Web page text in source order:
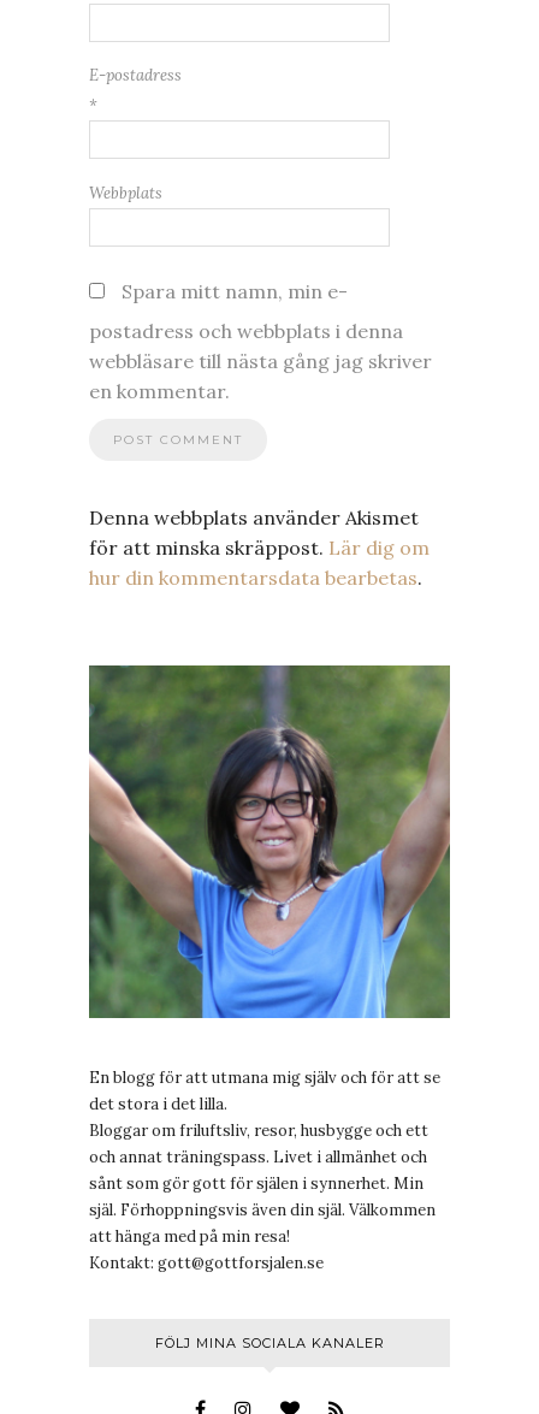
E-postadress
*
Webbplats
Spara mitt namn, min e-
postadress och webbplats i denna
webbläsare till nästa gång jag skriver
en kommentar.
Denna webbplats använder Akismet
för att minska skräppost. Lär dig om
hur din kommentarsdata bearbetas.
En blogg för att utmana mig själv och för att se
det stora i det lilla.
Bloggar om friluftsliv, resor, husbygge och ett
och annat träningspass. Livet i allmänhet och
sånt som gör gott för själen i synnerhet. Min
själ. Förhoppningsvis även din själ. Välkommen
att hänga med på min resa!
Kontakt: gott@gottforsjalen.se
FÖLJ MINA SOCIALA KANALER